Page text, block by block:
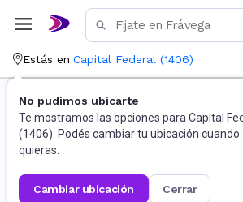
Estás en Capital Federal (1406)
No pudimos ubicarte
Te mostramos las opciones para Capital
(1406). Podés cambiar tu ubicación cuando
quieras.
cambiar ubicación cerrar